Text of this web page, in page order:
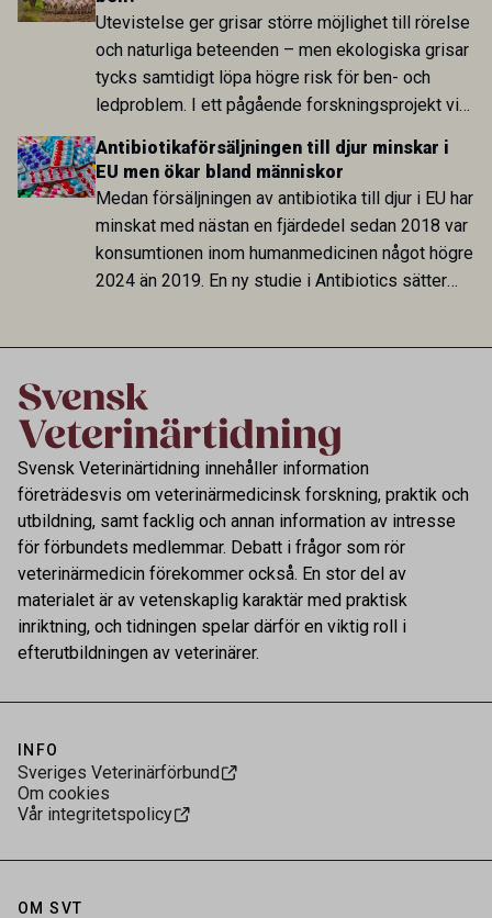
ha betydelse för hur rörelser styrs och
koordineras.
Utevistelse ger grisar större möjlighet till rörelse
och naturliga beteenden – men ekologiska grisar
tycks samtidigt löpa högre risk för ben- och
ledproblem. I ett pågående forskningsprojekt vid
SLU undersöks nu varför problemen uppstår och
om ökad aktivitet redan som smågris kan stärka
djuren inför livet utomhus.
Antibiotikaförsäljningen till djur minskar i
EU men ökar bland människor
Medan försäljningen av antibiotika till djur i EU har
minskat med nästan en fjärdedel sedan 2018 var
konsumtionen inom humanmedicinen något högre
2024 än 2019. En ny studie i Antibiotics sätter
Svensk Veterinärtidning innehåller information
företrädesvis om veterinärmedicinsk forskning, praktik och
utbildning, samt facklig och annan information av intresse
för förbundets medlemmar. Debatt i frågor som rör
veterinärmedicin förekommer också. En stor del av
materialet är av vetenskaplig karaktär med praktisk
inriktning, och tidningen spelar därför en viktig roll i
efterutbildningen av veterinärer.
INFO
Sveriges Veterinärförbund
Om cookies
Vår integritetspolicy
OM SVT